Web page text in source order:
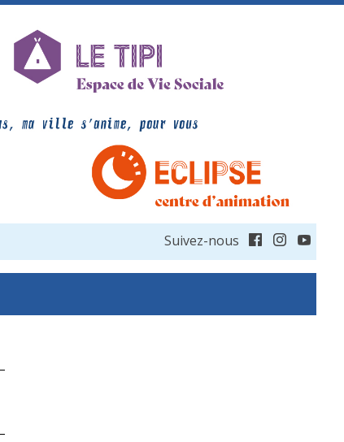
Suivez-nous